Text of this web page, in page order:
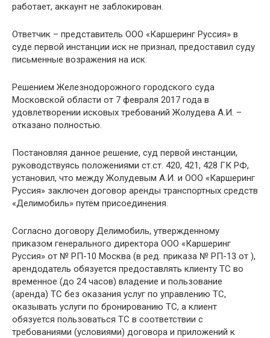
работает, аккаунт не заблокирован.
Ответчик – представитель ООО «Каршеринг Руссия» в
суде первой инстанции иск не признал, предоставил суду
письменные возражения на иск.
Решением Железнодорожного городского суда
Московской области от 7 февраля 2017 года в
удовлетворении исковых требований Жолудева А.И. –
отказано полностью.
Постановляя данное решение, суд первой инстанции,
руководствуясь положениями ст.ст. 420, 421, 428 ГК РФ,
установил, что между Жолудевым А.И. и ООО «Каршеринг
Руссия» заключен договор аренды транспортных средств
«Делимобиль» путём присоединения.
Согласно договору Делимобиль, утвержденному
приказом генерального директора ООО «Каршеринг
Руссия» от № РП-10 Москва (в ред. приказа № РП-13 от ),
арендодатель обязуется предоставлять клиенту ТС во
временное (до 24 часов) владение и пользование
(аренда) ТС без оказания услуг по управлению ТС,
оказывать услуги по бронированию ТС, а клиент
обязуется пользоваться ТС в соответствии с
требованиями (условиями) договора и приложений к